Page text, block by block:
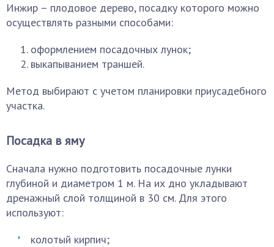
Инжир – плодовое дерево, посадку которого можно
осуществлять разными способами:
оформлением посадочных лунок;
выкапыванием траншей.
Метод выбирают с учетом планировки приусадебного
участка.
Посадка в яму
Сначала нужно подготовить посадочные лунки
глубиной и диаметром 1 м. На их дно укладывают
дренажный слой толщиной в 30 см. Для этого
используют:
колотый кирпич;